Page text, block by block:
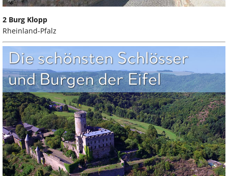
2 Burg Klopp
Rheinland-Pfalz